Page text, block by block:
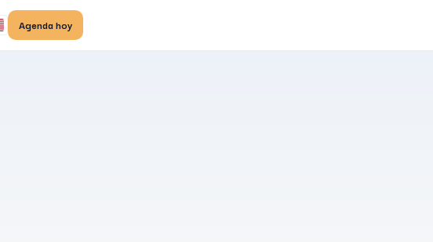
Agenda hoy